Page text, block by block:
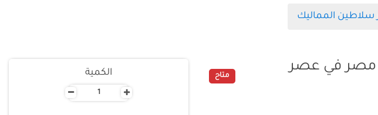
المماليك
مصر في عصر
متاح الكمية
- +